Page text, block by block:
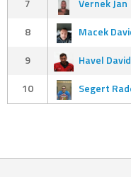
7
Vernek Jan
8
Macek
9
Havel David
10
Segert